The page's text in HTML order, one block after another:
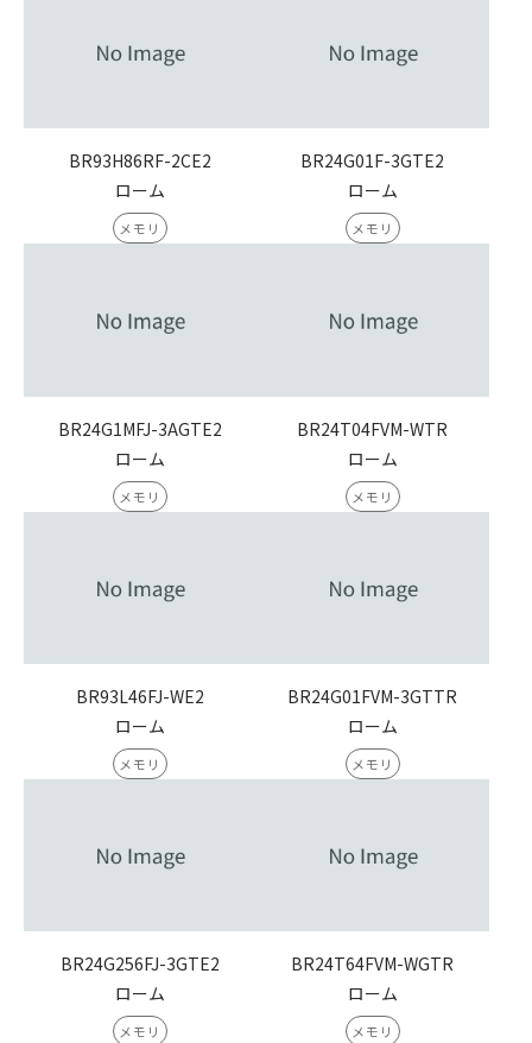
BR93H86RF-2CE2
ローム
メモリ
BR24G01F-3GTE2
ローム
メモリ
BR24G1MFJ-3AGTE2
ローム
メモリ
BR24T04FVM-WTR
ローム
メモリ
BR93L46FJ-WE2
ローム
メモリ
BR24G01FVM-3GTTR
ローム
メモリ
BR24G256FJ-3GTE2
ローム
メモリ
BR24T64FVM-WGTR
ローム
メモリ